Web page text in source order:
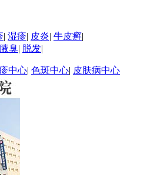
| 湿疹| 皮炎| 牛皮癣|
腋臭| 脱发|
中心| 色斑中心| 皮肤病中心